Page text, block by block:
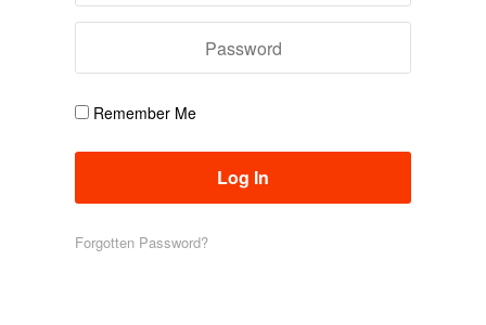
Remember Me
Forgotten Password?